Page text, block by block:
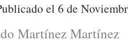
el 6 de
Martínez Martínez